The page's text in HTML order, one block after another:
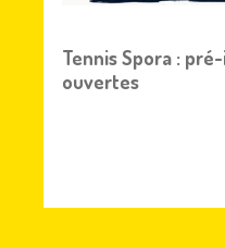
Tennis Spora :
ouvertes